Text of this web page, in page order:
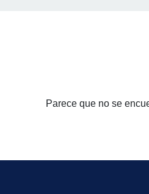
Parece que no se